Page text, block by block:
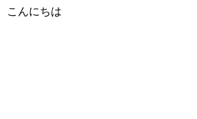
こんにちは